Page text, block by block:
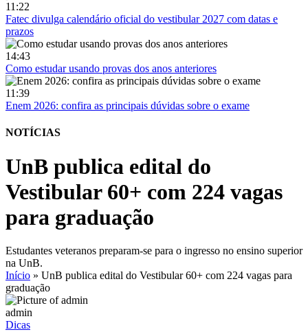
11:22
Fatec divulga calendário oficial do vestibular 2027 com datas e
prazos
14:43
Como estudar usando provas dos anos anteriores
11:39
Enem 2026: confira as principais dúvidas sobre o exame
NOTÍCIAS
UnB publica edital do
Vestibular 60+ com 224 vagas
para graduação
Estudantes veteranos preparam-se para o ingresso no ensino superior
na UnB.
Início » UnB publica edital do Vestibular 60+ com 224 vagas para
graduação
admin
Dicas